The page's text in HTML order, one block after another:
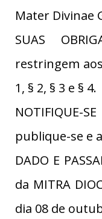
Mater Divinae
SUAS
restringem
1, § 2, § 3 e § 4.
publique-se e
DADO E
da MITRA
dia 08 de